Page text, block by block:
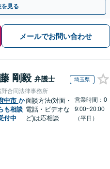
見る
メールでお問い合わせ
剛毅 弁護士 埼玉県
野合同法律事務所
中市 か
も相談
付中
面談方法(対面・
電話・ビデオな
ど)は応相談
営業時間：0
9:00~20:00
（平日）